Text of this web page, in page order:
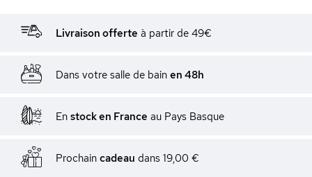
Livraison offerte à partir de 49€
Dans votre salle de bain en 48h
En stock en France au Pays Basque
Prochain cadeau dans 19,00 €